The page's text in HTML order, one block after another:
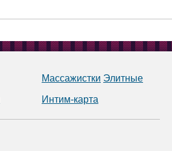
Массажистки Элитные
Интим-карта